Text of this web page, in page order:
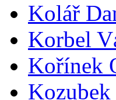
Kolář
Korbel
Kořínek